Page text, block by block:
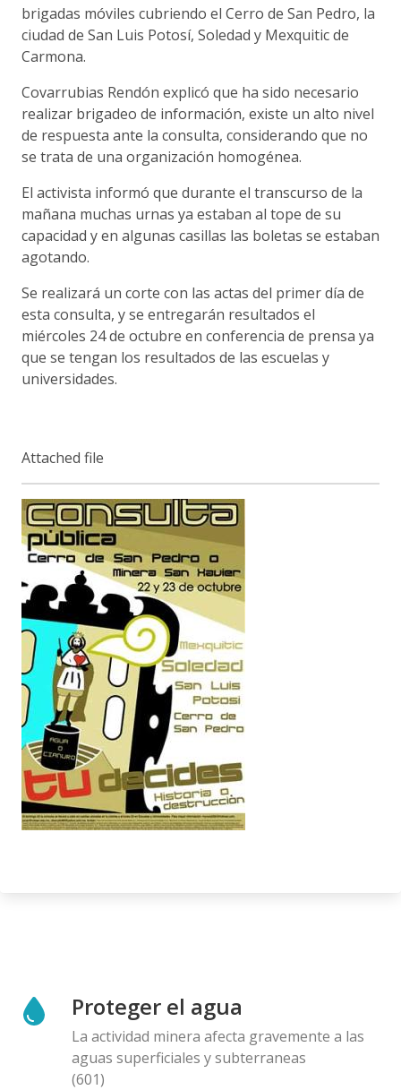
brigadas móviles cubriendo el Cerro de San Pedro, la
ciudad de San Luis Potosí, Soledad y Mexquitic de
Carmona.
Covarrubias Rendón explicó que ha sido necesario
realizar brigadeo de información, existe un alto nivel
de respuesta ante la consulta, considerando que no
se trata de una organización homogénea.
El activista informó que durante el transcurso de la
mañana muchas urnas ya estaban al tope de su
capacidad y en algunas casillas las boletas se estaban
agotando.
Se realizará un corte con las actas del primer día de
esta consulta, y se entregarán resultados el
miércoles 24 de octubre en conferencia de prensa ya
que se tengan los resultados de las escuelas y
universidades.
Attached file
Proteger el agua
La actividad minera afecta gravemente a las
aguas superficiales y subterraneas
(601)